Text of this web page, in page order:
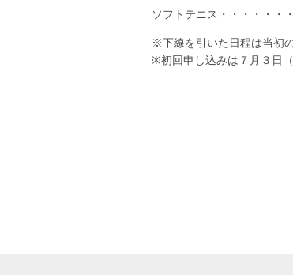
ソフトテニス・・・・・・
※下線を引いた日程は当初
※初回申し込みは７月３日